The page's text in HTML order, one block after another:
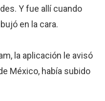
Y fue allí cuando
en la cara.
la aplicación le avisó
México, había subido